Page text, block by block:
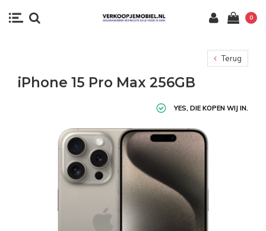
0
Terug
iPhone 15 Pro Max 256GB
YES, DIE KOPEN WIJ IN.